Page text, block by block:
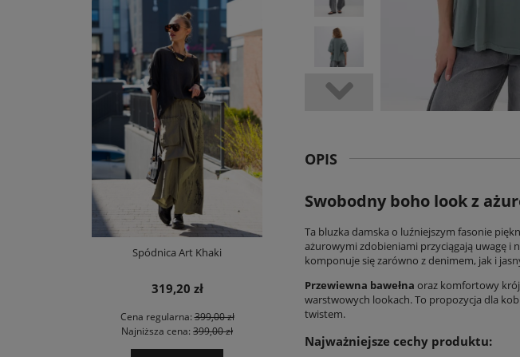
Spódnica Art Khaki
319,20 zł
Cena regularna:399,00 zł
Najniższa cena: 399,00 zł
OPIS
Swobodny boho look z
Ta bluzka damska o luźniejszym fasonie
ażurowymi zdobieniami przyciągają uwagę i
komponuje się zarówno z denimem, jak i
Przewiewna bawełna oraz komfortowy krój
warstwowych lookach. To propozycja dla
twistem.
Najważniejsze cechy produktu: